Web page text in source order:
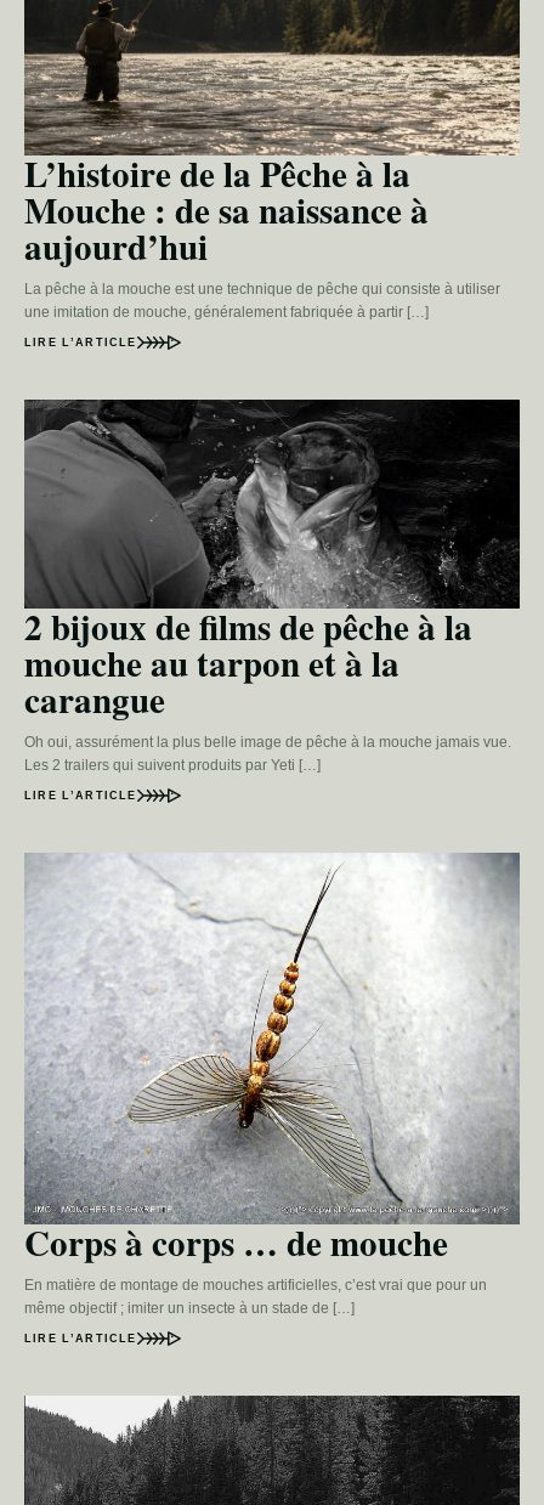
L’histoire de la Pêche à la
Mouche : de sa naissance à
aujourd’hui
La pêche à la mouche est une technique de pêche qui consiste à utiliser
une imitation de mouche, généralement fabriquée à partir […]
LIRE L’ARTICLE
2 bijoux de films de pêche à la
mouche au tarpon et à la
carangue
Oh oui, assurément la plus belle image de pêche à la mouche jamais vue.
Les 2 trailers qui suivent produits par Yeti […]
LIRE L’ARTICLE
Corps à corps … de mouche
En matière de montage de mouches artificielles, c’est vrai que pour un
même objectif ; imiter un insecte à un stade de […]
LIRE L’ARTICLE